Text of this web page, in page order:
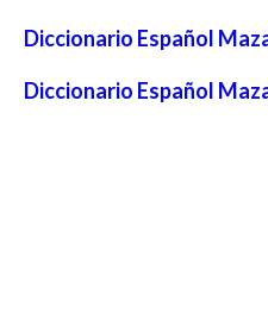
Diccionario Español
Diccionario Español